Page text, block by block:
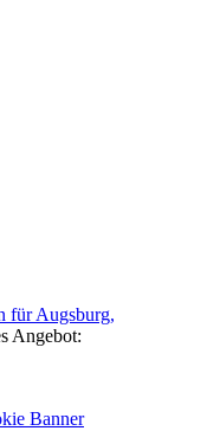
für Augsburg,
Angebot:
Banner